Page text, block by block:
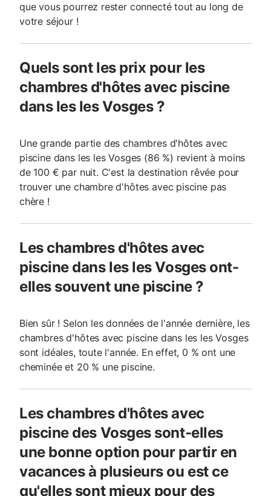
que vous pourrez rester connecté tout au long de
votre séjour !
Quels sont les prix pour les
chambres d'hôtes avec piscine
dans les les Vosges ?
Une grande partie des chambres d'hôtes avec
piscine dans les les Vosges (86 %) revient à moins
de 100 € par nuit. C'est la destination rêvée pour
trouver une chambre d'hôtes avec piscine pas
chère !
Les chambres d'hôtes avec
piscine dans les les Vosges ont-
elles souvent une piscine ?
Bien sûr ! Selon les données de l'année dernière, les
chambres d'hôtes avec piscine dans les les Vosges
sont idéales, toute l'année. En effet, 0 % ont une
cheminée et 20 % une piscine.
Les chambres d'hôtes avec
piscine des Vosges sont-elles
une bonne option pour partir en
vacances à plusieurs ou est ce
qu'elles sont mieux pour des